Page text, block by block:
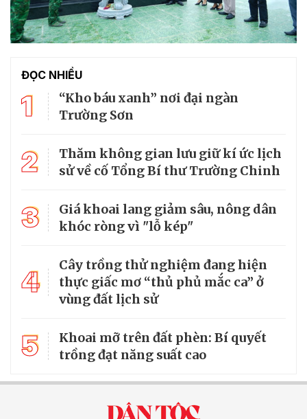
ĐỌC NHIỀU
1
“Kho báu xanh” nơi đại ngàn
Trường Sơn
2
Thăm không gian lưu giữ kí ức lịch
sử về cố Tổng Bí thư Trường Chinh
3
Giá khoai lang giảm sâu, nông dân
khóc ròng vì "lỗ kép"
4
Cây trồng thử nghiệm đang hiện
thực giấc mơ “thủ phủ mắc ca” ở
vùng đất lịch sử
5
Khoai mỡ trên đất phèn: Bí quyết
trồng đạt năng suất cao